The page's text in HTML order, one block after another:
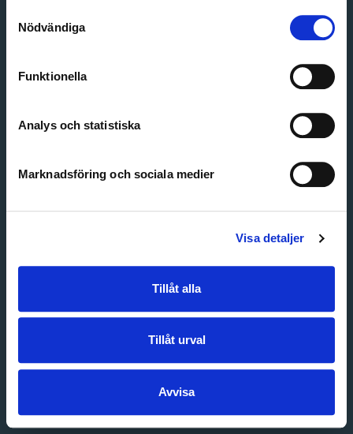
Nödvändiga
Funktionella
Analys och statistiska
Marknadsföring och sociala medier
Visa detaljer
Tillåt alla
Tillåt urval
Avvisa
Customer service